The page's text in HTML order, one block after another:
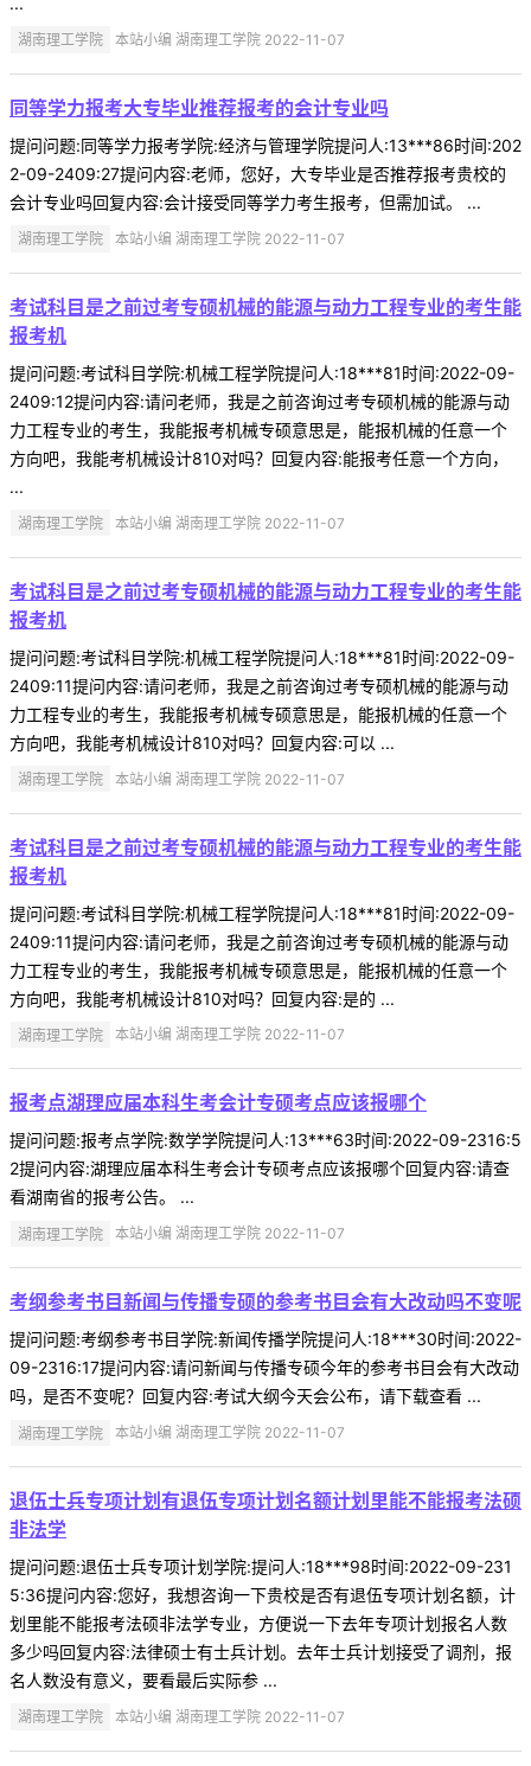
湖南理工学院 本站小编 湖南理工学院 2022-11-07
同等学力报考大专毕业推荐报考的会计专业吗
提问问题:同等学力报考学院:经济与管理学院提问人:13***86时间:202
2-09-2409:27提问内容:老师，您好，大专毕业是否推荐报考贵校的
会计专业吗回复内容:会计接受同等学力考生报考，但需加试。 ...
湖南理工学院 本站小编 湖南理工学院 2022-11-07
考试科目是之前过考专硕机械的能源与动力工程专业的考生能
报考机
提问问题:考试科目学院:机械工程学院提问人:18***81时间:2022-09-
2409:12提问内容:请问老师，我是之前咨询过考专硕机械的能源与动
力工程专业的考生，我能报考机械专硕意思是，能报机械的任意一个
方向吧，我能考机械设计810对吗？回复内容:能报考任意一个方向，
...
湖南理工学院 本站小编 湖南理工学院 2022-11-07
考试科目是之前过考专硕机械的能源与动力工程专业的考生能
报考机
提问问题:考试科目学院:机械工程学院提问人:18***81时间:2022-09-
2409:11提问内容:请问老师，我是之前咨询过考专硕机械的能源与动
力工程专业的考生，我能报考机械专硕意思是，能报机械的任意一个
方向吧，我能考机械设计810对吗？回复内容:可以 ...
湖南理工学院 本站小编 湖南理工学院 2022-11-07
考试科目是之前过考专硕机械的能源与动力工程专业的考生能
报考机
提问问题:考试科目学院:机械工程学院提问人:18***81时间:2022-09-
2409:11提问内容:请问老师，我是之前咨询过考专硕机械的能源与动
力工程专业的考生，我能报考机械专硕意思是，能报机械的任意一个
方向吧，我能考机械设计810对吗？回复内容:是的 ...
湖南理工学院 本站小编 湖南理工学院 2022-11-07
报考点湖理应届本科生考会计专硕考点应该报哪个
提问问题:报考点学院:数学学院提问人:13***63时间:2022-09-2316:5
2提问内容:湖理应届本科生考会计专硕考点应该报哪个回复内容:请查
看湖南省的报考公告。 ...
湖南理工学院 本站小编 湖南理工学院 2022-11-07
考纲参考书目新闻与传播专硕的参考书目会有大改动吗不变呢
提问问题:考纲参考书目学院:新闻传播学院提问人:18***30时间:2022-
09-2316:17提问内容:请问新闻与传播专硕今年的参考书目会有大改动
吗，是否不变呢？回复内容:考试大纲今天会公布，请下载查看 ...
湖南理工学院 本站小编 湖南理工学院 2022-11-07
退伍士兵专项计划有退伍专项计划名额计划里能不能报考法硕
非法学
提问问题:退伍士兵专项计划学院:提问人:18***98时间:2022-09-231
5:36提问内容:您好，我想咨询一下贵校是否有退伍专项计划名额，计
划里能不能报考法硕非法学专业，方便说一下去年专项计划报名人数
多少吗回复内容:法律硕士有士兵计划。去年士兵计划接受了调剂，报
名人数没有意义，要看最后实际参 ...
湖南理工学院 本站小编 湖南理工学院 2022-11-07